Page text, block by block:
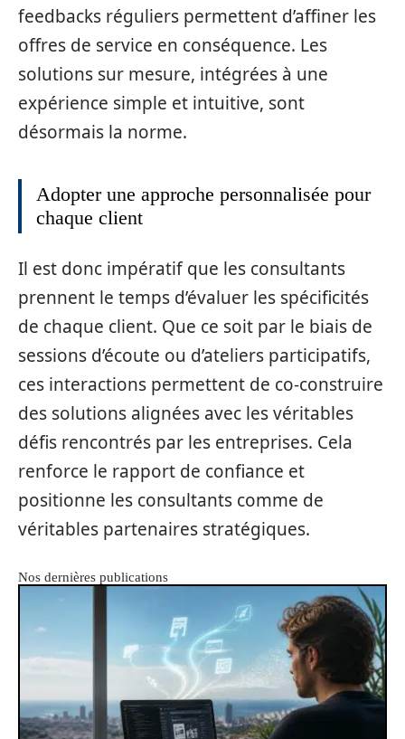
feedbacks réguliers permettent d’affiner les
offres de service en conséquence. Les
solutions sur mesure, intégrées à une
expérience simple et intuitive, sont
désormais la norme.
Adopter une approche personnalisée pour
chaque client
Il est donc impératif que les consultants
prennent le temps d’évaluer les spécificités
de chaque client. Que ce soit par le biais de
sessions d’écoute ou d’ateliers participatifs,
ces interactions permettent de co-construire
des solutions alignées avec les véritables
défis rencontrés par les entreprises. Cela
renforce le rapport de confiance et
positionne les consultants comme de
véritables partenaires stratégiques.
Nos dernières publications